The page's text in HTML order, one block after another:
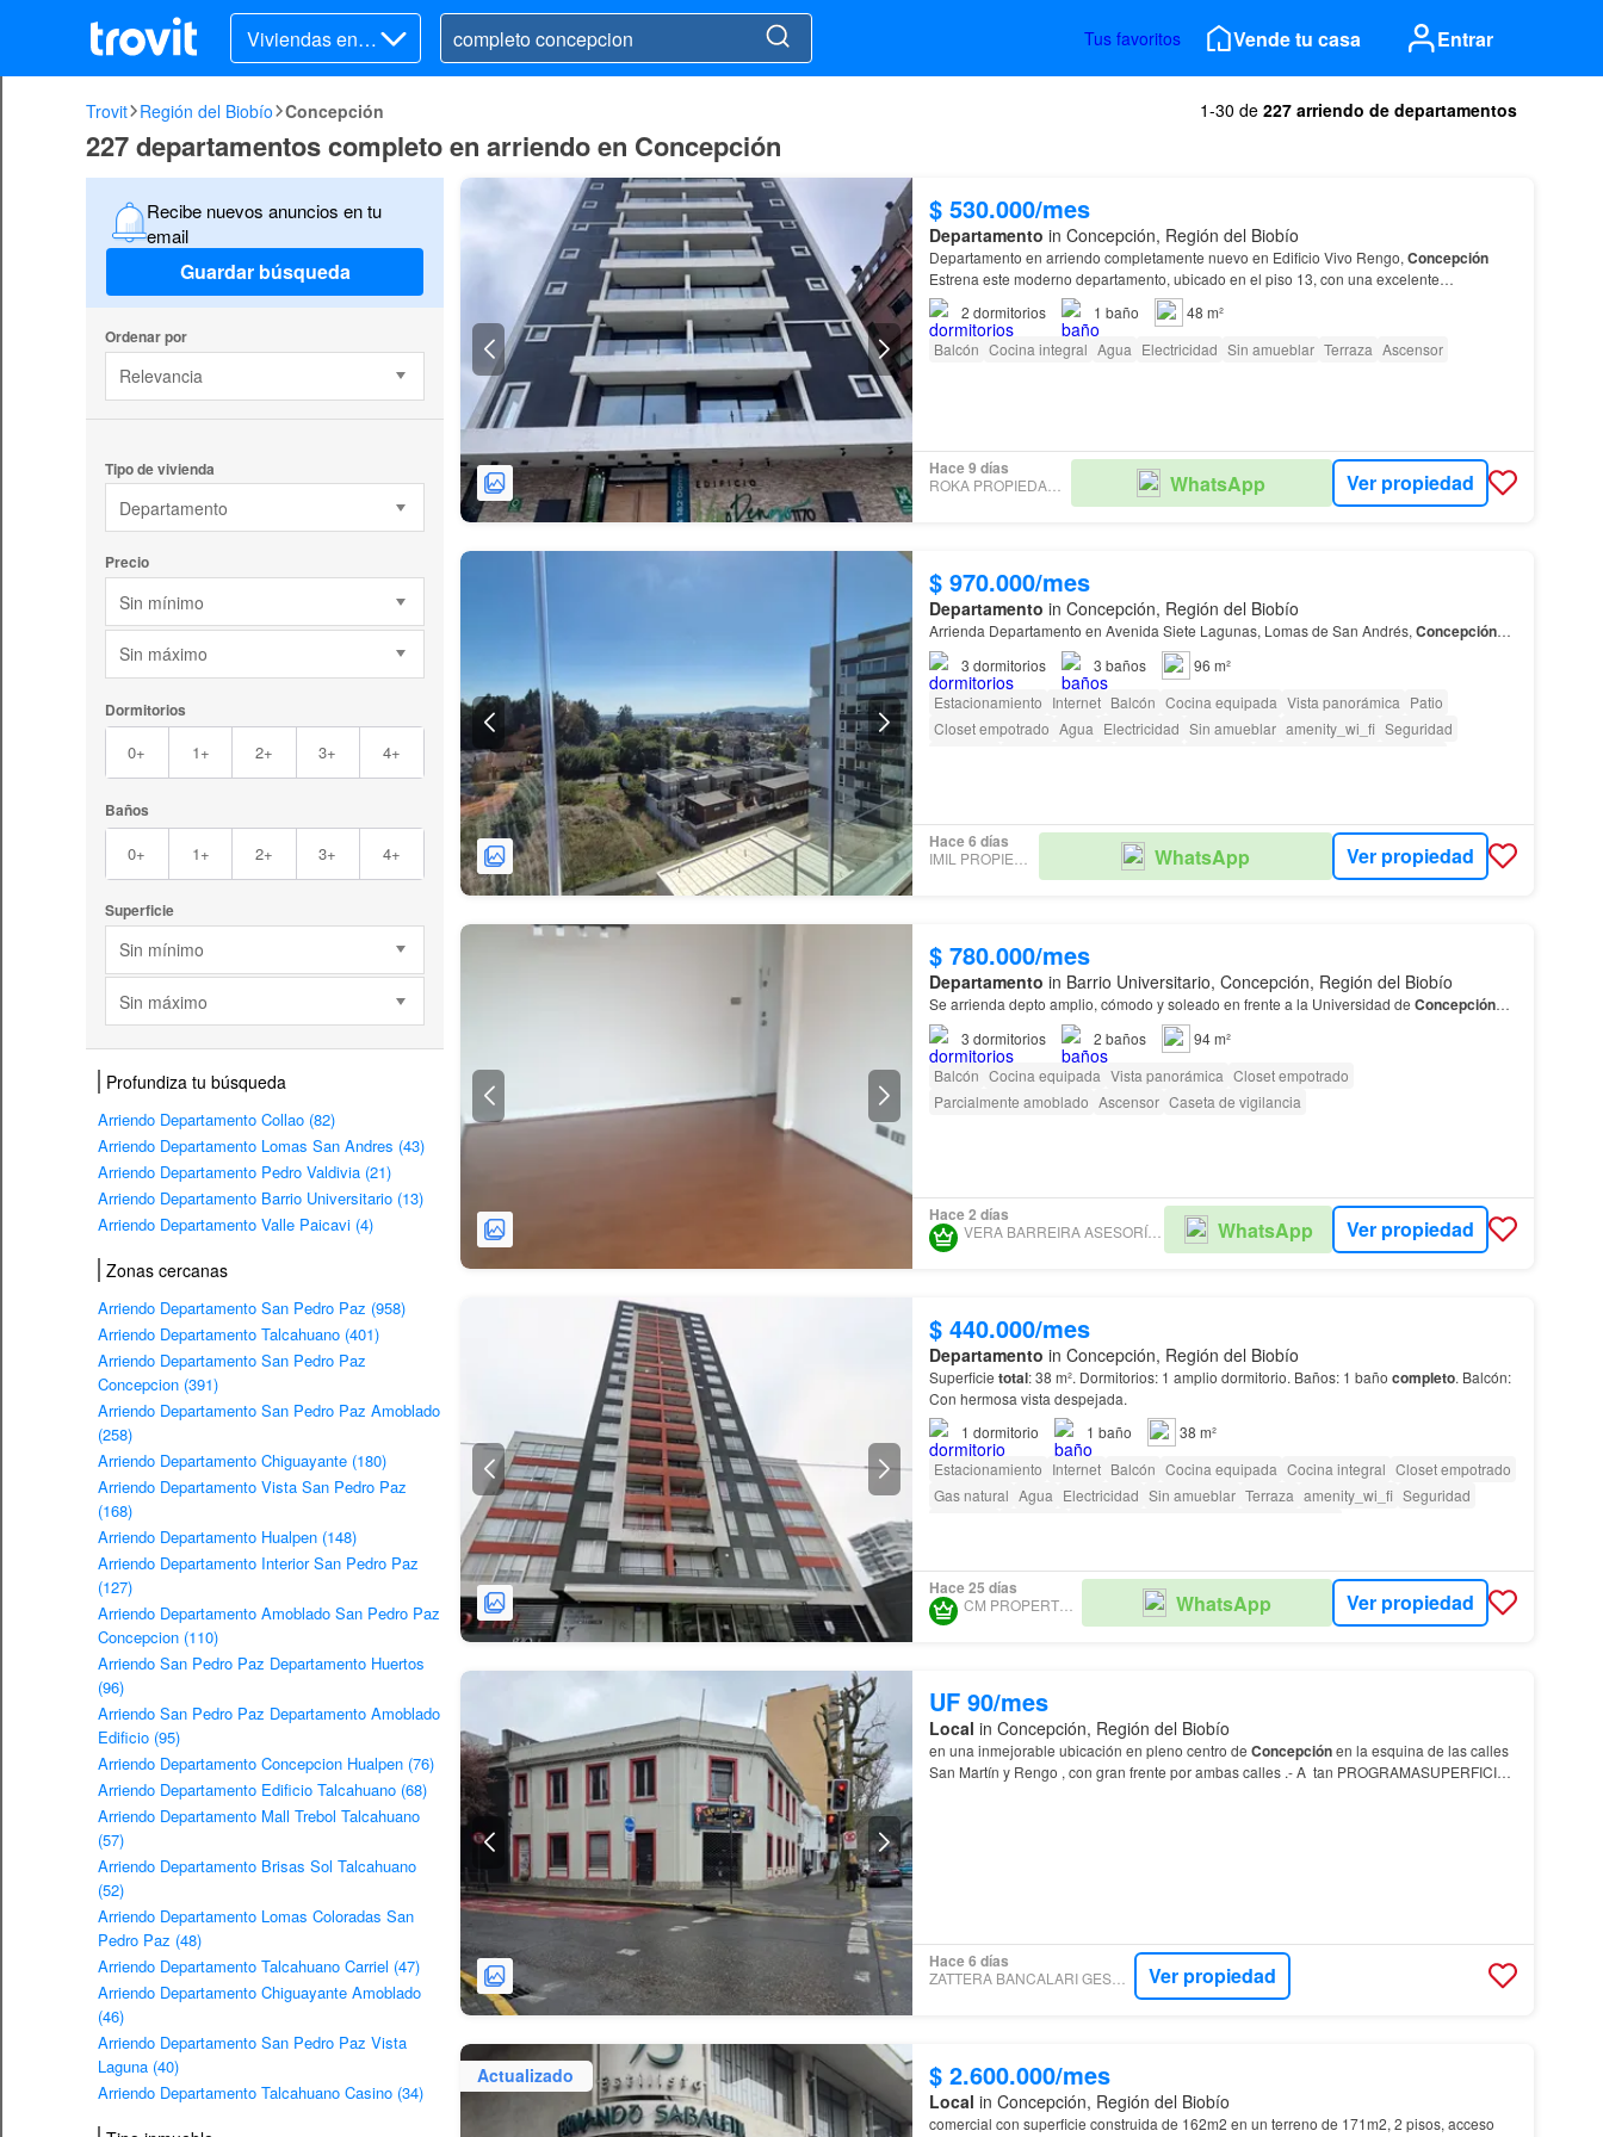
Viviendas en ar
riendo
Tus favoritos Vende tu casa Entrar
Trovit Región del Biobío Concepción 1-30 de 227 arriendo de departamentos
227 departamentos completo en arriendo en Concepción
Recibe nuevos anuncios en tu
email
Guardar búsqueda
Ordenar por
Relevancia
Tipo de vivienda
Departamento
Precio
Sin mínimo
Sin máximo
Dormitorios
0+ 1+ 2+ 3+ 4+
Baños
0+ 1+ 2+ 3+ 4+
Superficie
Sin mínimo
Sin máximo
Profundiza tu búsqueda
Arriendo Departamento Collao (82)
Arriendo Departamento Lomas San Andres (43)
Arriendo Departamento Pedro Valdivia (21)
Arriendo Departamento Barrio Universitario (13)
Arriendo Departamento Valle Paicavi (4)
Zonas cercanas
Arriendo Departamento San Pedro Paz (958)
Arriendo Departamento Talcahuano (401)
Arriendo Departamento San Pedro Paz
Concepcion (391)
Arriendo Departamento San Pedro Paz Amoblado
(258)
Arriendo Departamento Chiguayante (180)
Arriendo Departamento Vista San Pedro Paz
(168)
Arriendo Departamento Hualpen (148)
Arriendo Departamento Interior San Pedro Paz
(127)
Arriendo Departamento Amoblado San Pedro Paz
Concepcion (110)
Arriendo San Pedro Paz Departamento Huertos
(96)
Arriendo San Pedro Paz Departamento Amoblado
Edificio (95)
Arriendo Departamento Concepcion Hualpen (76)
Arriendo Departamento Edificio Talcahuano (68)
Arriendo Departamento Mall Trebol Talcahuano
(57)
Arriendo Departamento Brisas Sol Talcahuano
(52)
Arriendo Departamento Lomas Coloradas San
Pedro Paz (48)
Arriendo Departamento Talcahuano Carriel (47)
Arriendo Departamento Chiguayante Amoblado
(46)
Arriendo Departamento San Pedro Paz Vista
Laguna (40)
Arriendo Departamento Talcahuano Casino (34)
$ 530.000/mes
Departamento in Concepción, Región del Biobío
Departamento en arriendo completamente nuevo en Edificio Vivo Rengo, Concepción
Estrena este moderno departamento, ubicado en el piso 13, con una excelente
Características del departamento: * 2 dormitorios. * 1 baño complet…
2 dormitorios 1 baño
48 m²
Balcón Cocina integral Agua Electricidad Sin amueblar Terraza Ascensor
Hace 9 días
ROKA PROPIEDADES LTDA WhatsApp Ver propiedad
$ 970.000/mes
Departamento in Concepción, Región del Biobío
Arrienda Departamento en Avenida Siete Lagunas, Lomas de San Andrés, Concepción…
3 dormitorios 3 baños
96 m²
Estacionamiento Internet Balcón Cocina equipada Vista panorámica Patio
Closet empotrado Agua Electricidad Sin amueblar amenity_wi_fi Seguridad
Hace 6 días
IMIL PROPIEDADES WhatsApp Ver propiedad
$ 780.000/mes
Departamento in Barrio Universitario, Concepción, Región del Biobío
Se arrienda depto amplio, cómodo y soleado en frente a la Universidad de Concepción…
3 dormitorios 2 baños
94 m²
Balcón Cocina equipada Vista panorámica Closet empotrado
Parcialmente amoblado Ascensor Caseta de vigilancia
Hace 2 días
VERA BARREIRA ASESORÍA Y GESTIÓN INMOBILIARIA WhatsApp Ver propiedad
$ 440.000/mes
Departamento in Concepción, Región del Biobío
Superficie total : 38 m². Dormitorios: 1 amplio dormitorio. Baños: 1 baño completo. Balcón:
Con hermosa vista despejada.
1 dormitorio 1 baño
38 m²
Estacionamiento Internet Balcón Cocina equipada Cocina integral Closet empotrado
Gas natural Agua Electricidad Sin amueblar Terraza amenity_wi_fi Seguridad
Hace 25 días
CM PROPERTY LIMITADA WhatsApp Ver propiedad
UF 90/mes
Local in Concepción, Región del Biobío
en una inmejorable ubicación en pleno centro de Concepciónen la esquina de las calles
San Martín y Rengo , con gran frente por ambas calles .- A tan PROGRAMASUPERFICIE
Hace 6 días
ZATTERA BANCALARI GESTIÓN INMOBILIARIA Ver propiedad
Actualizado $ 2.600.000/mes
Local in Concepción, Región del Biobío
comercial con superficie construida de 162m2 en un terreno de 171m2, 2 pisos, acceso